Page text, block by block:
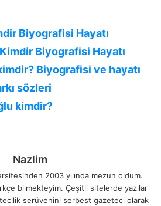
Biyografisi Hayatı
Biyografisi Hayatı
Biyografisi ve hayatı
sözleri
kimdir?
Nazlim
2003 yılında mezun oldum.
bilmekteyim. Çeşitli sitelerde yazılar
serüvenini serbest gazeteci olarak